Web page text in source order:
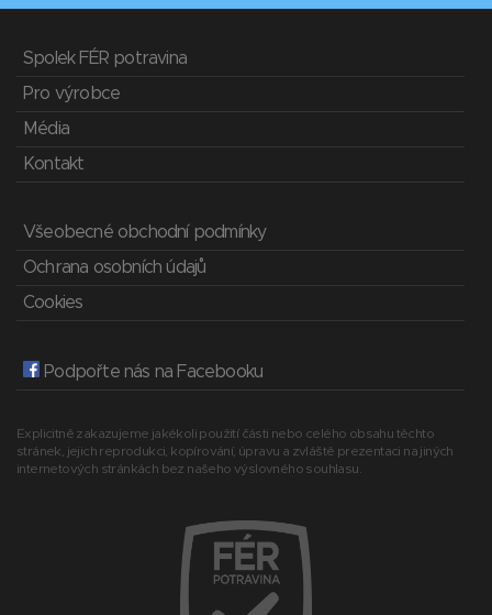
Spolek FÉR potravina
Pro výrobce
Média
Kontakt
Všeobecné obchodní podmínky
Ochrana osobních údajů
Cookies
Podpořte nás na Facebooku
Explicitně zakazujeme jakékoli použití části nebo celého obsahu těchto
stránek, jejich reprodukci, kopírování, úpravu a zvláště prezentaci na jiných
internetových stránkách bez našeho výslovného souhlasu.